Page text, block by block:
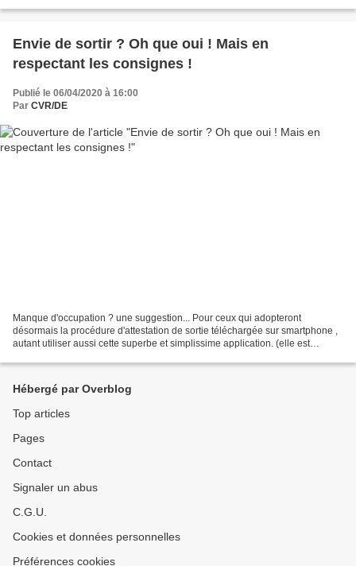
Envie de sortir ? Oh que oui ! Mais en
respectant les consignes !
Publié le 06/04/2020 à 16:00
Par CVR/DE
Manque d'occupation ? une suggestion... Pour ceux qui adopteront
désormais la procédure d'attestation de sortie téléchargée sur smartphone ,
autant utiliser aussi cette superbe et simplissime application. (elle est
Hébergé par Overblog
Top articles
Pages
Contact
Signaler un abus
C.G.U.
Cookies et données personnelles
Préférences cookies